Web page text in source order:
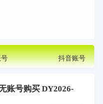
抖音账号
账号购买 DY2026-